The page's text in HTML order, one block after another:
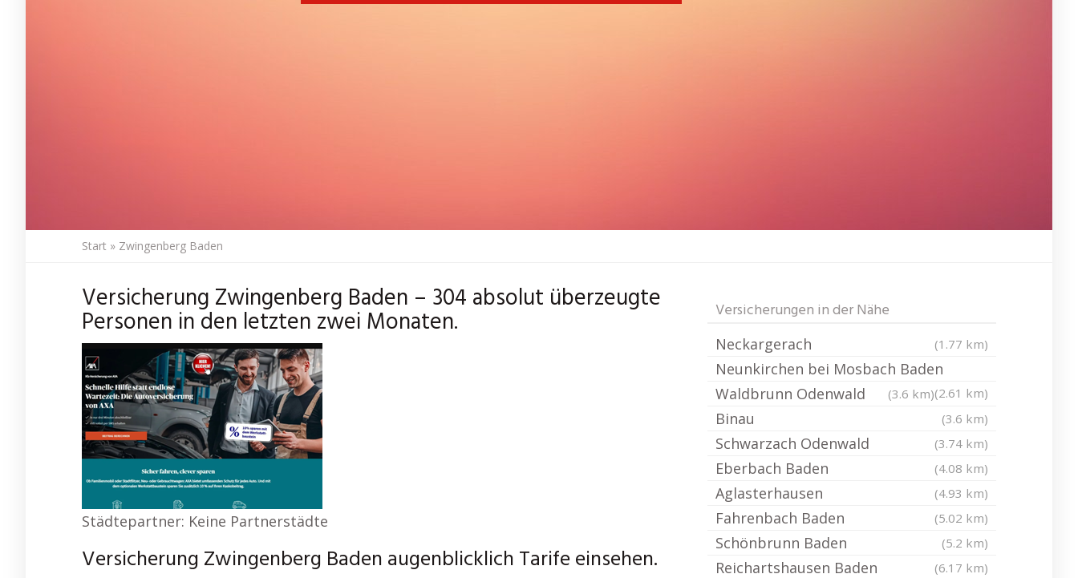
Start » Zwingenberg Baden
Versicherung Zwingenberg Baden – 304 absolut überzeugte
Personen in den letzten zwei Monaten.
Städtepartner: Keine Partnerstädte
Versicherung Zwingenberg Baden augenblicklich Tarife einsehen.
Versicherungen in der Nähe
Neckargerach (1.77 km)
Neunkirchen bei Mosbach Baden
(2.61 km)
Waldbrunn Odenwald (3.6 km)
Binau (3.6 km)
Schwarzach Odenwald (3.74 km)
Eberbach Baden (4.08 km)
Aglasterhausen (4.93 km)
Fahrenbach Baden (5.02 km)
Schönbrunn Baden (5.2 km)
Reichartshausen Baden (6.17 km)